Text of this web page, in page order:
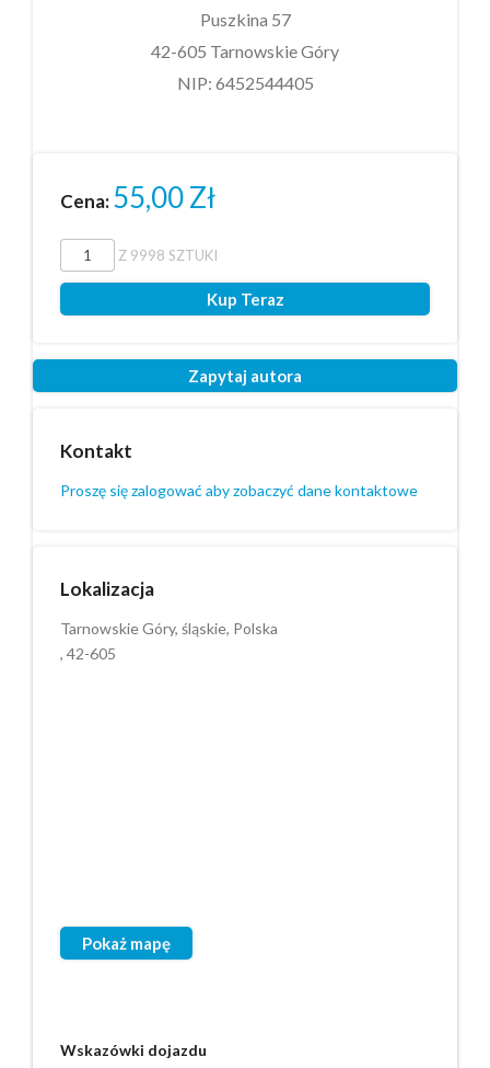
Puszkina 57
42-605 Tarnowskie Góry
NIP: 6452544405
Cena:55,00Zł
Z 9998 SZTUKI
Kup Teraz
Zapytaj autora
Kontakt
Proszę się zalogować aby zobaczyć dane kontaktowe
Lokalizacja
Tarnowskie Góry, śląskie, Polska
, 42-605
Pokaż mapę
Wskazówki dojazdu